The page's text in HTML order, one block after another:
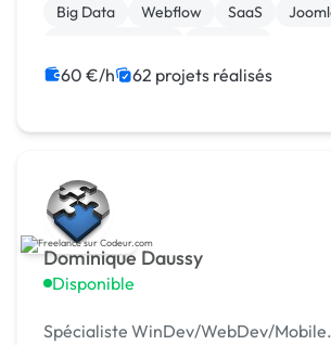
Big Data
Webflow SaaS
60 €/h 62 projets réalisés
Dominique Daussy
Disponible
Spécialiste WinDev/WebDev/